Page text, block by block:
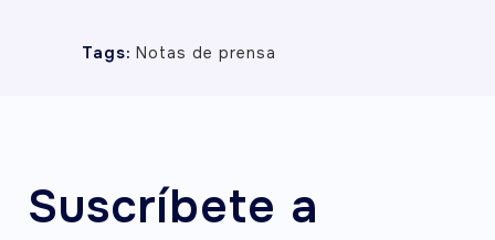
Tags: Notas de prensa
Suscríbete a